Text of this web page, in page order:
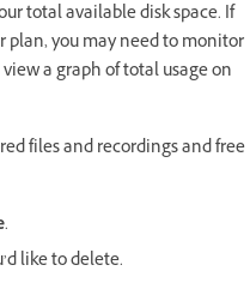
total available disk space. If
plan, you may need to monitor
a graph of total usage on
files and recordings and free
.
like to delete.